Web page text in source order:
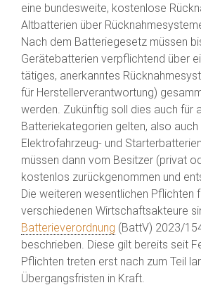
eine bundesweite, kostenlose
Altbatterien über
Nach dem Batteriegesetz müssen
Gerätebatterien verpflichtend über
tätiges, anerkanntes
für Herstellerverantwortung)
werden. Zukünftig soll dies auch für
Batteriekategorien gelten, also auch
Elektrofahrzeug- und
müssen dann vom Besitzer (privat
kostenlos zurückgenommen und
Die weiteren wesentlichen Pflichten
verschiedenen Wirtschaftsakteure
Batterieverordnung (BattV) 2023/
beschrieben. Diese gilt bereits seit
Pflichten treten erst nach zum Teil
Übergangsfristen in Kraft.